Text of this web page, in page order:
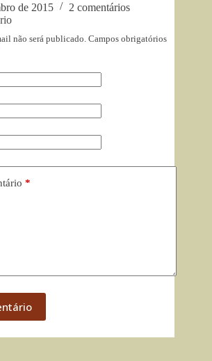
de 2015
2 comentários
não será publicado. Campos obrigatórios
*